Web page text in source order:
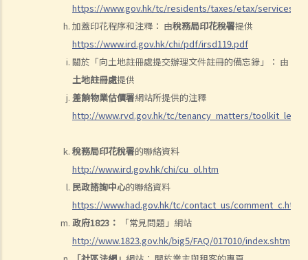
https://www.gov.hk/tc/residents/taxes/etax/services/
加蓋印花程序和注釋： 由稅務局印花稅署提供
https://www.ird.gov.hk/chi/pdf/irsd119.pdf
關於「向土地註冊處提交辦理文件註冊的備忘錄」： 由
土地註冊處提供
差餉物業估價署網站所提供的注釋
http://www.rvd.gov.hk/tc/tenancy_matters/
稅務局印花稅署的聯絡資料
http://www.ird.gov.hk/chi/cu_ol.htm
民政諮詢中心的聯絡資料
https://www.had.gov.hk/tc/contact_us/comment_c.htm
政府1823：
「常見問題」網站
http://www.1823.gov.hk/big5/FAQ/017010/index.shtm